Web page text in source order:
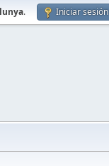
. Iniciar sesión